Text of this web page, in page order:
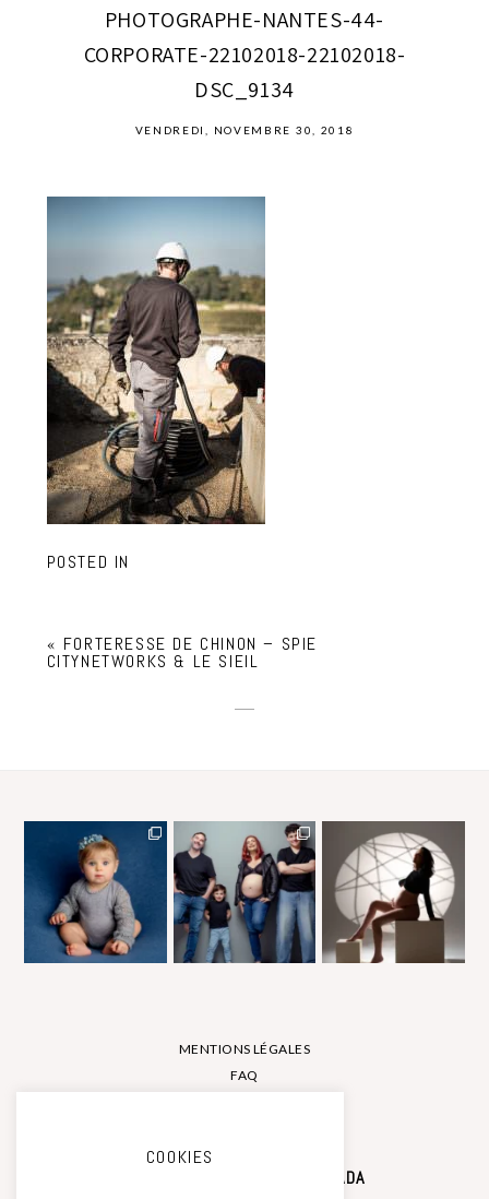
PHOTOGRAPHE-NANTES-44-
CORPORATE-22102018-22102018-
DSC_9134
VENDREDI, NOVEMBRE 30, 2018
POSTED IN
« FORTERESSE DE CHINON – SPIE
CITYNETWORKS & LE SIEIL
STUDIO PHOTO CAMILLE SAADA
MENTIONS LÉGALES
FAQ
COOKIES